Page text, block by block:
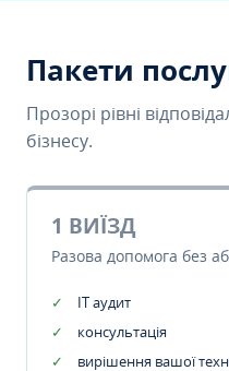
Пакети
Прозорі рівні
бізнесу.
1 ВИЇЗД
Разова допомога без
IT аудит
консультація
вирішення вашої